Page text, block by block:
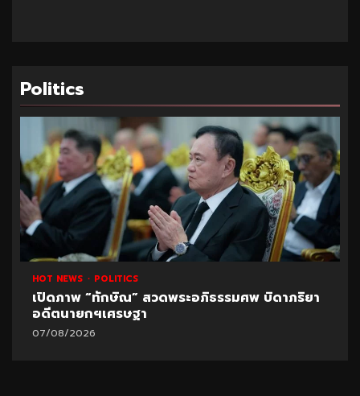
Politics
1 min read
HOT NEWS POLITICS
ปูด!ข้อมูลใหม่สอบท้องถิ่น อ้างพบชื่อ “อนุทิน” โยง
มหา’ลัย
07/08/2026